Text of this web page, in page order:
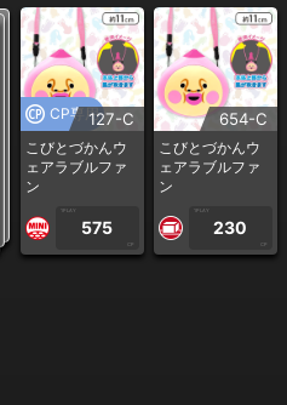
CP専用127-C
こびとづかんウ
ェアラブルファ
ン
1PLAY
575
CP
654-C
こびとづかんウ
ェアラブルファ
ン
1PLAY
230
CP